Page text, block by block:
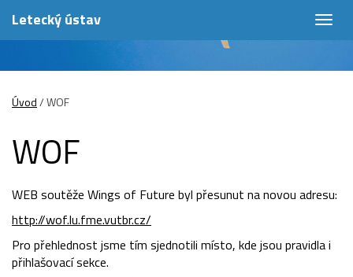
Letecký ústav
Úvod/WOF
WOF
WEB soutěže Wings of Future byl přesunut na novou adresu:
http://wof.lu.fme.vutbr.cz/
Pro přehlednost jsme tím sjednotili místo, kde jsou pravidla i
přihlašovací sekce.